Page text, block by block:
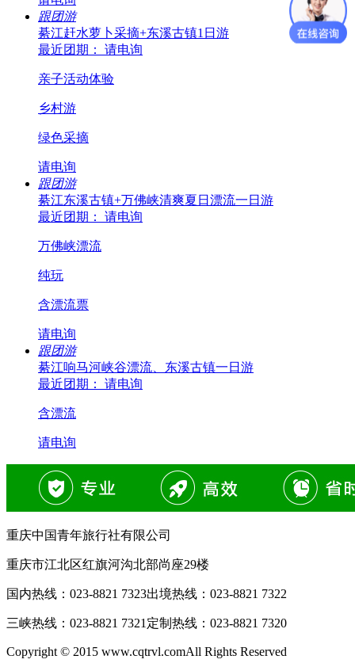
跟团游
綦江赶水萝卜采摘+东溪古镇1日游
最近团期： 请电询
亲子活动体验
乡村游
绿色采摘
请电询
跟团游
綦江东溪古镇+万佛峡清爽夏日漂流一日游
最近团期： 请电询
万佛峡漂流
纯玩
含漂流票
请电询
跟团游
綦江响马河峡谷漂流、东溪古镇一日游
最近团期： 请电询
含漂流
请电询
重庆中国青年旅行社有限公司
重庆市江北区红旗河沟北部尚座29楼
国内热线： 023-8821 7323出境热线： 023-8821 7322
三峡热线： 023-8821 7321 定制热线： 023-8821 7320
Copyright © 2015 www.cqtrvl.comAll Rights Reserved